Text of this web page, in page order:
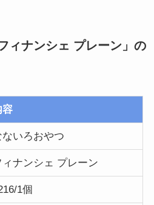
ィナンシェ プレーン」 の
容
ないろおやつ
ィナンシェ プレーン
1個